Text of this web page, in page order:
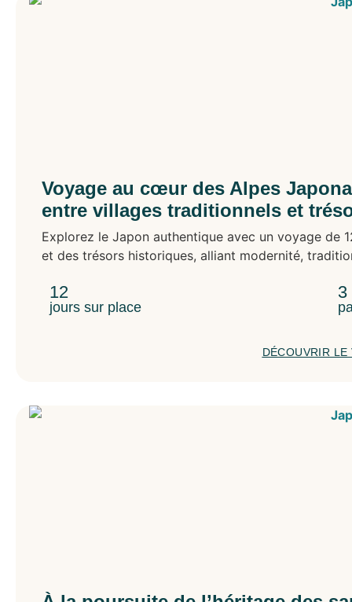
Voyage au cœur des Alpes
entre villages traditionnels et
Explorez le Japon authentique avec un voyage de
et des trésors historiques, alliant modernité,
12
jours sur place
DÉCOUVRIR LE